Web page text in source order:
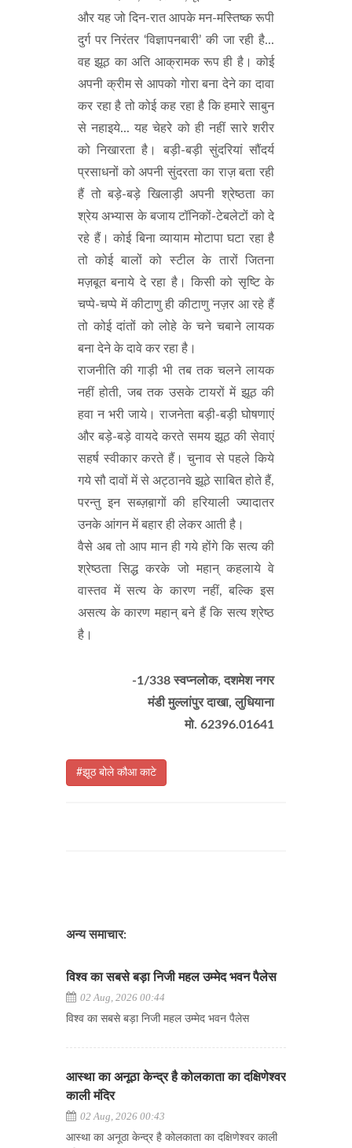
और यह जो दिन-रात आपके मन-मस्तिष्क रूपी
दुर्ग पर निरंतर ‘विज्ञापनबारी’ की जा रही है...
वह झूठ का अति आक्रामक रूप ही है। कोई
अपनी क्रीम से आपको गोरा बना देने का दावा
कर रहा है तो कोई कह रहा है कि हमारे साबुन
से नहाइये... यह चेहरे को ही नहीं सारे शरीर
को निखारता है। बड़ी-बड़ी सुंदरियां सौंदर्य
प्रसाधनों को अपनी सुंदरता का राज़ बता रही
हैं तो बड़े-बड़े खिलाड़ी अपनी श्रेष्ठता का
श्रेय अभ्यास के बजाय टॉनिकों-टेबलेटों को दे
रहे हैं। कोई बिना व्यायाम मोटापा घटा रहा है
तो कोई बालों को स्टील के तारों जितना
मज़बूत बनाये दे रहा है। किसी को सृष्टि के
चप्पे-चप्पे में कीटाणु ही कीटाणु नज़र आ रहे हैं
तो कोई दांतों को लोहे के चने चबाने लायक
बना देने के दावे कर रहा है।
राजनीति की गाड़ी भी तब तक चलने लायक
नहीं होती, जब तक उसके टायरों में झूठ की
हवा न भरी जाये। राजनेता बड़ी-बड़ी घोषणाएं
और बड़े-बड़े वायदे करते समय झूठ की सेवाएं
सहर्ष स्वीकार करते हैं। चुनाव से पहले किये
गये सौ दावों में से अट्ठानवे झूठे साबित होते हैं,
परन्तु इन सब्ज़ब़ागों की हरियाली ज्यादातर
उनके आंगन में बहार ही लेकर आती है।
वैसे अब तो आप मान ही गये होंगे कि सत्य की
श्रेष्ठता सिद्ध करके जो महान् कहलाये वे
वास्तव में सत्य के कारण नहीं, बल्कि इस
असत्य के कारण महान् बने हैं कि सत्य श्रेष्ठ
है।
-1/338 स्वप्नलोक, दशमेश नगर
मंडी मुल्लांपुर दाखा, लुधियाना
मो. 62396.01641
#झूठ बोले कौआ काटे
अन्य समाचार:
विश्व का सबसे बड़ा निजी महल उम्मेद भवन पैलेस
02 Aug, 2026 00:44
विश्व का सबसे बड़ा निजी महल उम्मेद भवन पैलेस
आस्था का अनूठा केन्द्र है कोलकाता का दक्षिणेश्वर
काली मंदिर
02 Aug, 2026 00:43
आस्था का अनूठा केन्द्र है कोलकाता का दक्षिणेश्वर काली